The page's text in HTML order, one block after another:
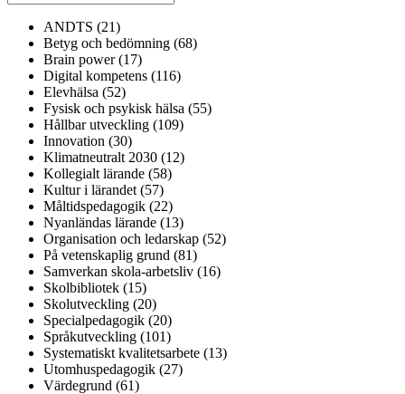
ANDTS (21)
Betyg och bedömning (68)
Brain power (17)
Digital kompetens (116)
Elevhälsa (52)
Fysisk och psykisk hälsa (55)
Hållbar utveckling (109)
Innovation (30)
Klimatneutralt 2030 (12)
Kollegialt lärande (58)
Kultur i lärandet (57)
Måltidspedagogik (22)
Nyanländas lärande (13)
Organisation och ledarskap (52)
På vetenskaplig grund (81)
Samverkan skola-arbetsliv (16)
Skolbibliotek (15)
Skolutveckling (20)
Specialpedagogik (20)
Språkutveckling (101)
Systematiskt kvalitetsarbete (13)
Utomhuspedagogik (27)
Värdegrund (61)